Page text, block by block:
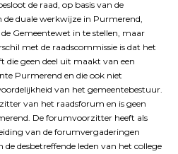
de raad, op basis van de
de duale werkwijze in Purmerend,
Gemeentewet in te stellen, maar
met de raadscommissie is dat het
die geen deel uit maakt van een
Purmerend en die ook niet
van het gemeentebestuur.
van het raadsforum en is geen
De forumvoorzitter heeft als
van de forumvergaderingen
desbetreffende leden van het college